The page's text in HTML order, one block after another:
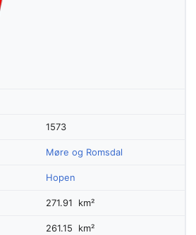
1573
Møre og Romsdal
Hopen
271.91 km²
261.15 km²